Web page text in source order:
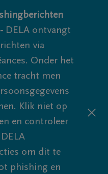
DELA ontvangt
via
Onder het
tracht men
Klik niet op
en controleer
om dit te
phishing en